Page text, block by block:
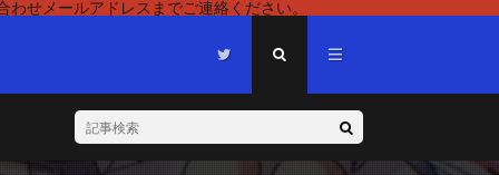
せメールアドレスまでご連絡ください。